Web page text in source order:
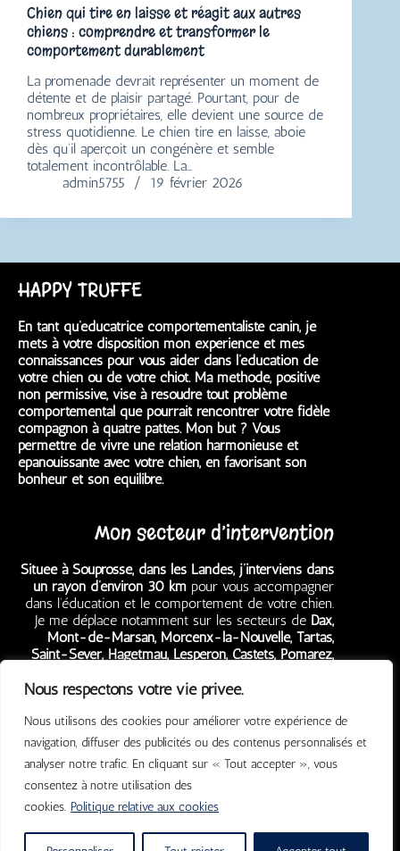
Nous respectons votre vie privée.
Nous utilisons des cookies pour améliorer votre expérience de
navigation, diffuser des publicités ou des contenus personnalisés et
analyser notre trafic. En cliquant sur « Tout accepter », vous
consentez à notre utilisation des
cookies. Politique relative aux cookies
Chien qui tire en laisse et réagit aux autres
chiens : comprendre et transformer le
comportement durablement
La promenade devrait représenter un moment de
détente et de plaisir partagé. Pourtant, pour de
nombreux propriétaires, elle devient une source de
stress quotidienne. Le chien tire en laisse, aboie
dès qu’il aperçoit un congénère et semble
totalement incontrôlable. La…
admin5755
19 février 2026
HAPPY TRUFFE
En tant qu’éducatrice comportementaliste canin, je
mets à votre disposition mon expérience et mes
connaissances pour vous aider dans l’éducation de
votre chien ou de votre chiot. Ma méthode, positive
non permissive, vise à résoudre tout problème
comportemental que pourrait rencontrer votre fidèle
compagnon à quatre pattes. Mon but ? Vous
permettre de vivre une relation harmonieuse et
épanouissante avec votre chien, en favorisant son
bonheur et son équilibre.
Mon secteur d’intervention
Située à Souprosse, dans les Landes, j’interviens dans
un rayon d’environ 30 km pour vous accompagner
dans l’éducation et le comportement de votre chien.
Je me déplace notamment sur les secteurs de Dax,
Mont-de-Marsan, Morcenx-la-Nouvelle, Tartas,
Saint-Sever, Hagetmau, Lesperon, Castets, Pomarez,
Saturnin, Rion-des-Landes, Villeneuve-de-Marsan,
Pouillon, Narrosse, Saint-Paul-lès-Dax, Pontonx-
sur-l’Adour, Saint-Perdon, Benquet, Bas-Mauco,ainsi
que Orthez et les communes environnantes.
Copyright © 2026 Happy Truffe | Propulsé par SR Digital
Mentions légales et Politique de Confidentialité